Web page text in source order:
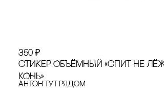
350 ₽
сТИКЕР ОБЪЁМНЫЙ «сПИТ НЕ
КОНЬ»
Антон тут рядом